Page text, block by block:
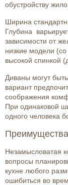
обустройству
Ширина
Глубина
зависимости от
низкие модели
высокой спинкой
Диваны могут
вариант
соображения
При одинаковой
одного человека
Незамысловатая
вопросы
кухне любого
ошибиться во